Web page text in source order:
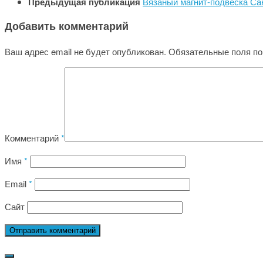
Добавить комментарий
Ваш адрес email не будет опубликован. Обязательные поля
Комментарий*
Имя *
Email*
Сайт